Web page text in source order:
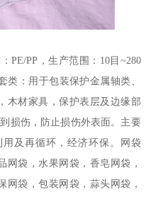
PE/PP，生产范围：10目~280
类：用于包装保护金属轴类、
木材家具，保护表层及边缘部
损伤，防止损伤外表面。主要
及再循环，经济环保。网袋
网袋，水果网袋，香皂网袋，
网袋，包装网袋，蒜头网袋，